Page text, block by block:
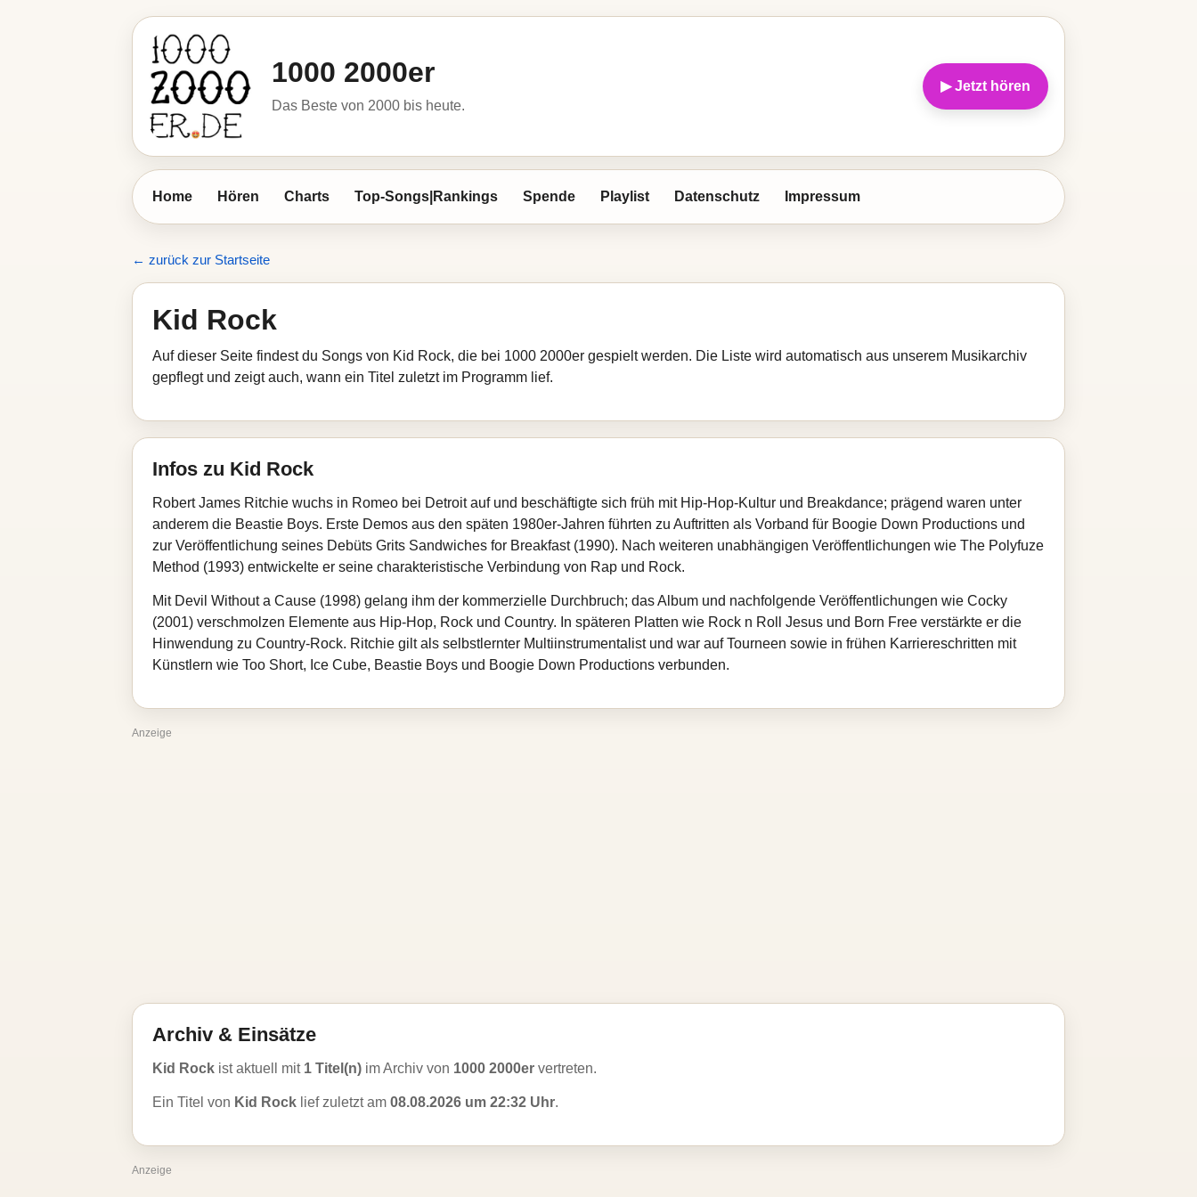
1000 2000er
Das Beste von 2000 bis heute.
▶ Jetzt hören
Home Hören Charts Top-Songs|Rankings Spende Playlist Datenschutz Impressum
← zurück zur Startseite
Kid Rock
Auf dieser Seite findest du Songs von Kid Rock, die bei 1000 2000er gespielt werden. Die Liste wird automatisch aus unserem Musikarchiv
gepflegt und zeigt auch, wann ein Titel zuletzt im Programm lief.
Infos zu Kid Rock
Robert James Ritchie wuchs in Romeo bei Detroit auf und beschäftigte sich früh mit Hip-Hop‑Kultur und Breakdance; prägend waren unter
anderem die Beastie Boys. Erste Demos aus den späten 1980er‑Jahren führten zu Auftritten als Vorband für Boogie Down Productions und
zur Veröffentlichung seines Debüts Grits Sandwiches for Breakfast (1990). Nach weiteren unabhängigen Veröffentlichungen wie The Polyfuze
Method (1993) entwickelte er seine charakteristische Verbindung von Rap und Rock.
Mit Devil Without a Cause (1998) gelang ihm der kommerzielle Durchbruch; das Album und nachfolgende Veröffentlichungen wie Cocky
(2001) verschmolzen Elemente aus Hip‑Hop, Rock und Country. In späteren Platten wie Rock n Roll Jesus und Born Free verstärkte er die
Hinwendung zu Country‑Rock. Ritchie gilt als selbstlernter Multiinstrumentalist und war auf Tourneen sowie in frühen Karriereschritten mit
Künstlern wie Too Short, Ice Cube, Beastie Boys und Boogie Down Productions verbunden.
Anzeige
Archiv & Einsätze
Kid Rock ist aktuell mit 1 Titel(n) im Archiv von 1000 2000er vertreten.
Ein Titel von Kid Rock lief zuletzt am 08.08.2026 um 22:32 Uhr.
Anzeige